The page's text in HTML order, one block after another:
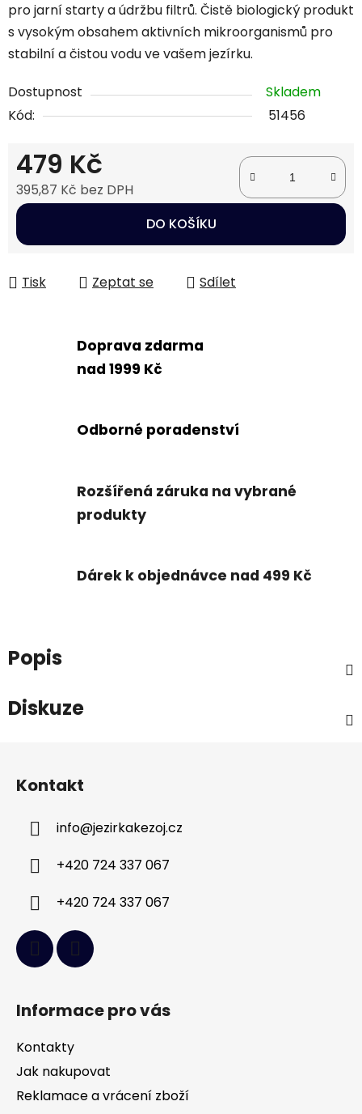
pro jarní starty a údržbu filtrů. Čistě biologický produkt
s vysokým obsahem aktivních mikroorganismů pro
stabilní a čistou vodu ve vašem jezírku.
Dostupnost
Skladem
Kód:
51456
479 Kč
395,87 Kč bez DPH
Měrná cena:
DO KOŠÍKU
Tisk Zeptat se Sdílet
Doprava zdarma
nad 1999 Kč
Odborné poradenství
Rozšířená záruka na vybrané
produkty
Dárek k objednávce nad 499 Kč
Popis
Diskuze
Kontakt
info@jezirkakezoj.cz
+420 724 337 067
+420 724 337 067
Informace pro vás
Kontakty
Jak nakupovat
Reklamace a vrácení zboží